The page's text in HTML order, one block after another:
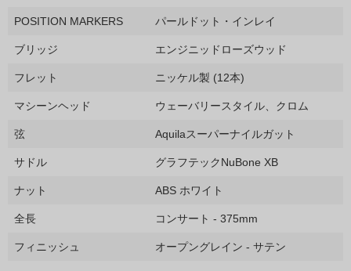
POSITION MARKERS パールドット・インレイ
ブリッジ エンジニッドローズウッド
フレット ニッケル製 (12本)
マシーンヘッド ウェーバリースタイル、クロム
弦 Aquilaスーパーナイルガット
サドル グラフテックNuBone XB
ナット ABS ホワイト
全長 コンサート - 375mm
フィニッシュ オープングレイン - サテン